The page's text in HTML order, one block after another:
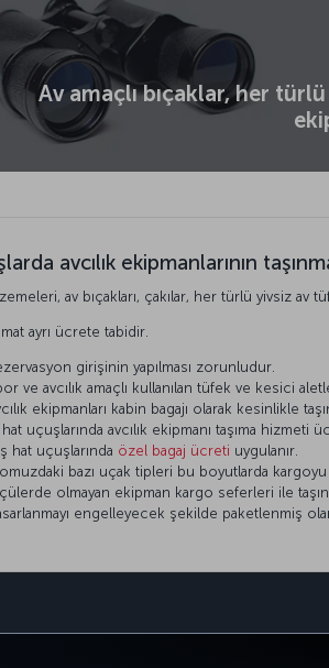
Av amaçlı bıçaklar, her
avcılık ekipmanlarının
av bıçakları, çakılar, her türlü yivsiz
ayrı ücrete tabidir.
girişinin yapılması zorunludur.
ve avcılık amaçlı kullanılan tüfek ve kesici
ekipmanları kabin bagajı olarak kesinlikle
hat uçuşlarında avcılık ekipmanı taşıma hizmeti
hat uçuşlarında özel bagaj ücreti uygulanır.
bazı uçak tipleri bu boyutlarda
olmayan ekipman kargo seferleri ile
engelleyecek şekilde paketlenmiş